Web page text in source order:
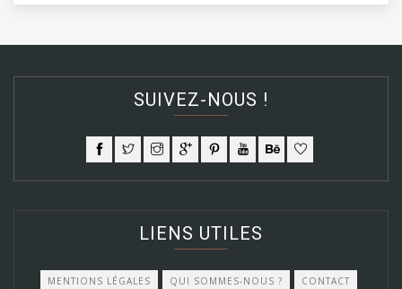
SUIVEZ-NOUS !
LIENS UTILES
MENTIONS LÉGALES QUI SOMMES-NOUS ? CONTACT